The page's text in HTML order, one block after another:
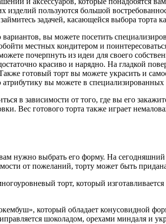
изделий пользуются большой
задачей, касающейся выбора торта
вариантов, вы можете посетить
местных кондитером и
почерпнуть из идеи для своего
красиво и нарядно. На гладкой
готовый торт вы можете украсить и
вы можете в специализированных
в зависимости от того, где вы его
Вес готового торта также играет
нужно выбрать его форму. На
от пожеланий, торту может быть
торт, который
который обладает конусовидной
шоколадом, орехами миндаля и